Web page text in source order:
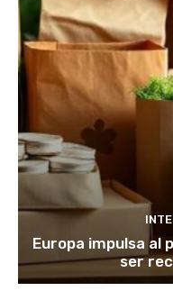
Europa impulsa al
ser